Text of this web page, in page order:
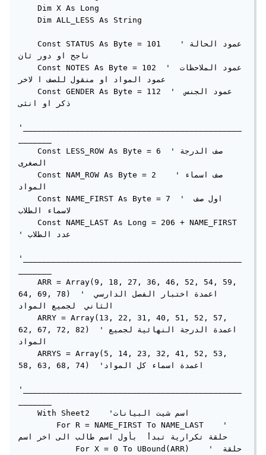
    Dim X As Long
    Dim ALL_LESS As String
    Const STATUS As Byte = 101    'عمود الحالة
ناجح او دور ثان
    Const NOTES As Byte = 102  ' عمود الملاحظات
عمود المواد او منقول للصف ا لاخر
    Const GENDER As Byte = 112  ' عمود الجنس
ذكر او انثى
'______________________________________________
    Const LESS_ROW As Byte = 6  'صف الدرجة
الصغرى
    Const NAM_ROW As Byte = 2    'صف اسماء
المواد
    Const NAME_FIRST As Byte = 7  ' اول صف
لاسماء الطلاب
    Const NAME_LAST As Long = 206 + NAME_FIRST
' عدد الطلاب
'______________________________________________
    ARR = Array(9, 18, 27, 36, 46, 52, 54, 59,
64, 69, 78)  ' اعمدة اختبار الفصل الدارسي
الثاني  لجميع المواد
    ARRY = Array(13, 22, 31, 40, 51, 52, 57,
62, 67, 72, 82)  'اعمدة الدرجة النهائية لجميع
المواد
    ARRYS = Array(5, 14, 23, 32, 41, 52, 53,
58, 63, 68, 74)  'اعمدة اسماء كل المواد
'______________________________________________
    With Sheet2    'اسم شيت البيانات
        For R = NAME_FIRST To NAME_LAST    '
حلقة تكرارية تبدأ  بأول اسم طالب الى اخر اسم
            For X = 0 To UBound(ARR)    ' حلقة